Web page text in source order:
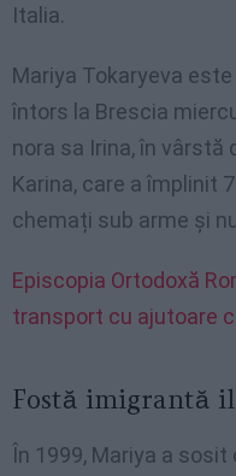
Italia.
Mariya Tokaryeva
întors la Brescia
nora sa Irina, în vârstă
Karina, care a împlinit
chemați sub arme și
Episcopia Ortodoxă
transport cu ajutoare
Fostă imigrantă
În 1999, Mariya a